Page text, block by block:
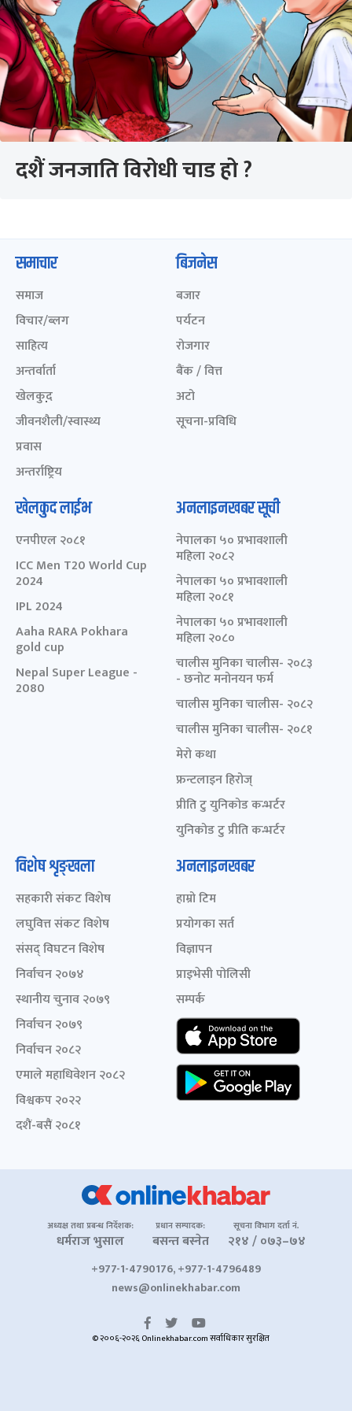
दशैं जनजाति विरोधी चाड हो ?
समाचार
समाज
विचार/ब्लग
साहित्य
अन्तर्वार्ता
खेलकुद़़
जीवनशैली/स्वास्थ्य
प्रवास
अन्तर्राष्ट्रिय
बिजनेस
बजार
पर्यटन
रोजगार
बैंक / वित्त
अटो
सूचना-प्रविधि
खेलकुद लाईभ
एनपीएल २०८१
ICC Men T20 World Cup
2024
IPL 2024
Aaha RARA Pokhara
gold cup
Nepal Super League -
2080
अनलाइनखबर सूची
नेपालका ५० प्रभावशाली
महिला २०८२
नेपालका ५० प्रभावशाली
महिला २०८१
नेपालका ५० प्रभावशाली
महिला २०८०
चालीस मुनिका चालीस- २०८३
- छनोट मनोनयन फर्म
चालीस मुनिका चालीस- २०८२
चालीस मुनिका चालीस- २०८१
मेरो कथा
फ्रन्टलाइन हिरोज्
प्रीति टु युनिकोड कन्भर्टर
युनिकोड टु प्रीति कन्भर्टर
विशेष शृङ्खला
सहकारी संकट विशेष
लघुवित्त संकट विशेष
संसद् विघटन विशेष
निर्वाचन २०७४
स्थानीय चुनाव २०७९
निर्वाचन २०७९
निर्वाचन २०८२
एमाले महाधिवेशन २०८२
विश्वकप २०२२
दशैं-बसैं २०८१
अनलाइनखबर
हाम्रो टिम
प्रयोगका सर्त
विज्ञापन
प्राइभेसी पोलिसी
सम्पर्क
अध्यक्ष तथा प्रबन्ध निर्देशक:
धर्मराज भुसाल
प्रधान सम्पादक:
बसन्त बस्नेत
सूचना विभाग दर्ता नं.
२१४ / ०७३–७४
+977-1-4790176, +977-1-4796489
news@onlinekhabar.com
© २००६-२०२६ Onlinekhabar.com सर्वाधिकार सुरक्षित